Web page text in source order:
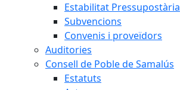
Estabilitat Pressupostària
Subvencions
Convenis i proveïdors
Auditories
Consell de Poble de Samalús
Estatuts